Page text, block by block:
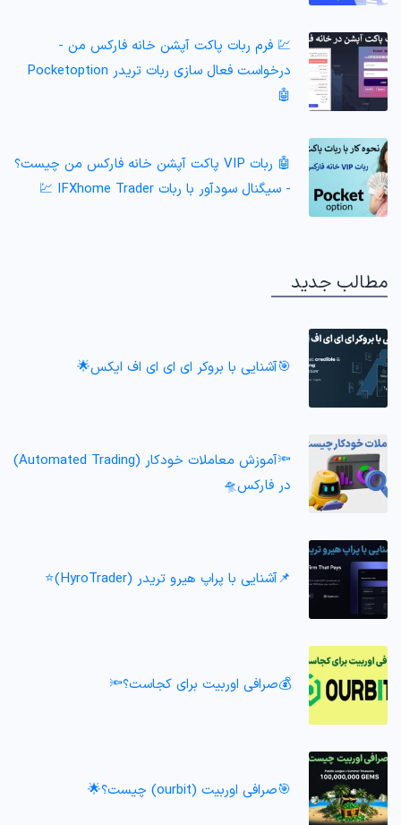
💹 فرم ربات پاکت آپشن خانه فارکس من -
درخواست فعال سازی ربات تریدر Pocketoption
🤖
🤖 ربات VIP پاکت آپشن خانه فارکس من چیست؟
- سیگنال سودآور با ربات IFXhome Trader 💹
مطالب جدید
🎯آشنایی با بروکر ای ای ای اف ایکس🌟
🔦آموزش معاملات خودکار (Automated Trading)
در فارکس🛸
📌آشنایی با پراپ هیرو تریدر (HyroTrader)⭐️
💰صرافی اوربیت برای کجاست؟🔦
🎯صرافی اوربیت (ourbit) چیست؟🌟